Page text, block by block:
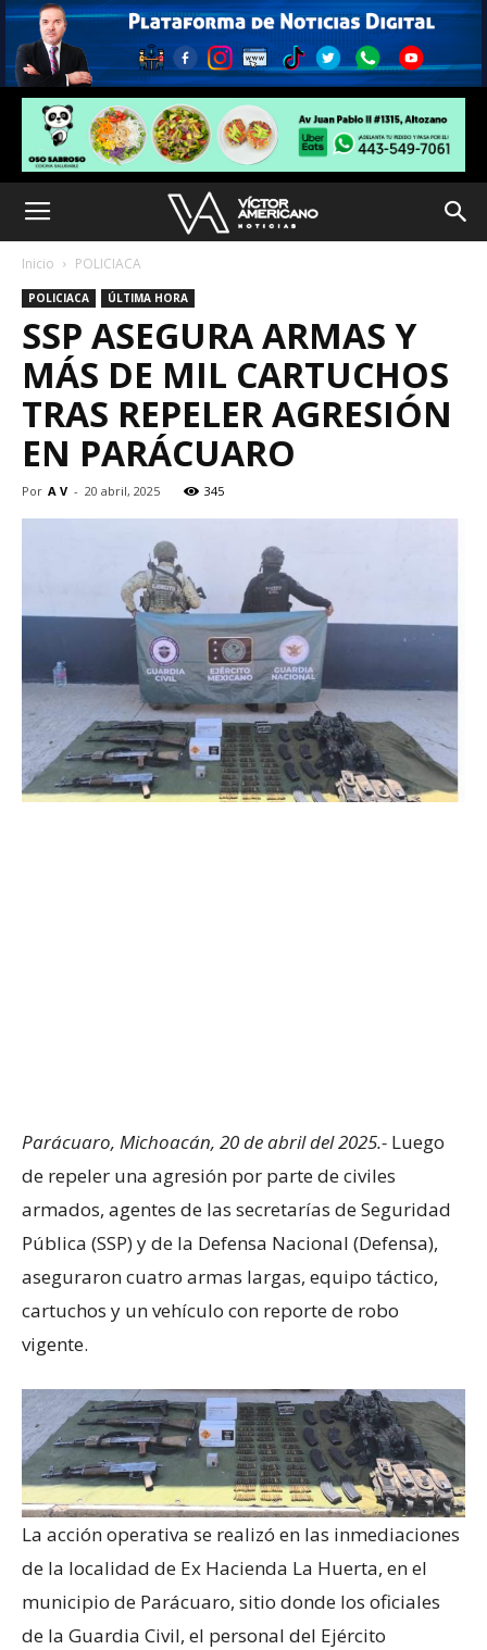
Inicio POLICIACA
POLICIACA ÚLTIMA HORA
SSP ASEGURA ARMAS Y
MÁS DE MIL CARTUCHOS
TRAS REPELER AGRESIÓN
EN PARÁCUARO
Por A V - 20 abril, 2025 345
Parácuaro, Michoacán, 20 de abril del 2025.- Luego
de repeler una agresión por parte de civiles
armados, agentes de las secretarías de Seguridad
Pública (SSP) y de la Defensa Nacional (Defensa),
aseguraron cuatro armas largas, equipo táctico,
cartuchos y un vehículo con reporte de robo
vigente.
La acción operativa se realizó en las inmediaciones
de la localidad de Ex Hacienda La Huerta, en el
municipio de Parácuaro, sitio donde los oficiales
de la Guardia Civil, el personal del Ejército